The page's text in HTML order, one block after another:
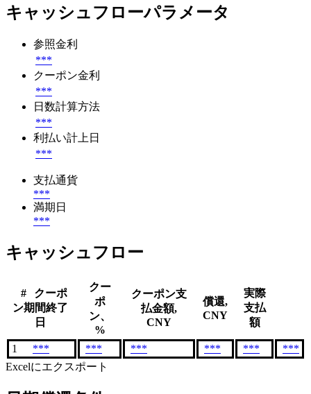
キャッシュフローパラメータ
参照金利
***
クーポン金利
***
日数計算方法
***
利払い計上日
***
支払通貨
***
満期日
***
キャッシュフロー
#
クーポ
ン期間終了
日
クー
ポ
ン、
%
クーポン支
払金額,
CNY
償還,
CNY
実際
支払
額
1 *** *** *** *** ***
***
Excelにエクスポート